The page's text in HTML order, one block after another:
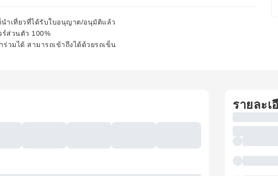
นำเที่ยวที่ได้รับใบอนุญาต/อนุมัติแล้ว
ส่วนตัว 100%
วมได้ สามารถเข้าถึงได้ด้วยรถเข็น
รายละเ